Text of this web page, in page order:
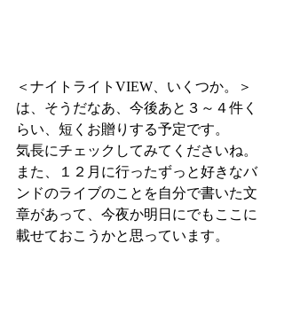
＜ナイトライトVIEW、いくつか。＞
は、そうだなあ、今後あと３～４件く
らい、短くお贈りする予定です。
気長にチェックしてみてくださいね。
また、１２月に行ったずっと好きなバ
ンドのライブのことを自分で書いた文
章があって、今夜か明日にでもここに
載せておこうかと思っています。